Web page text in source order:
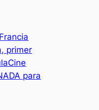
Francia
primer
para